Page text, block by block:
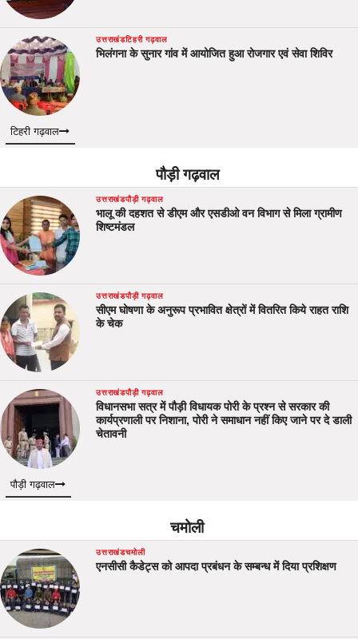
उत्तराखंडटिहरी गढ़वाल
भिलंगना के सुनार गांव में आयोजित हुआ रोजगार एवं सेवा शिविर
टिहरी गढ़वाल
पौड़ी गढ़वाल
उत्तराखंडपौड़ी गढ़वाल
भालू की दहशत से डीएम और एसडीओ वन विभाग से मिला ग्रामीण
शिष्टमंडल
उत्तराखंडपौड़ी गढ़वाल
सीएम घोषणा के अनुरूप प्रभावित क्षेत्रों में वितरित किये राहत राशि
के चेक
उत्तराखंडपौड़ी गढ़वाल
विधानसभा सत्र में पौड़ी विधायक पोरी के प्रश्न से सरकार की
कार्यप्रणाली पर निशाना, पोरी ने समाधान नहीं किए जाने पर दे डाली
चेतावनी
पौड़ी गढ़वाल
चमोली
उत्तराखंडचमोली
एनसीसी कैडेट्स को आपदा प्रबंधन के सम्बन्ध में दिया प्रशिक्षण